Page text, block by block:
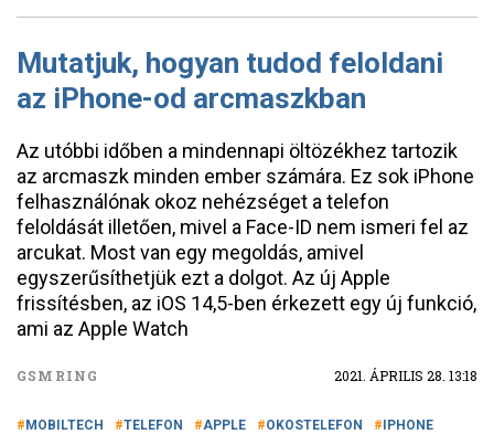
Mutatjuk, hogyan tudod feloldani
az iPhone-od arcmaszkban
Az utóbbi időben a mindennapi öltözékhez tartozik
az arcmaszk minden ember számára. Ez sok iPhone
felhasználónak okoz nehézséget a telefon
feloldását illetően, mivel a Face-ID nem ismeri fel az
arcukat. Most van egy megoldás, amivel
egyszerűsíthetjük ezt a dolgot. Az új Apple
frissítésben, az iOS 14,5-ben érkezett egy új funkció,
ami az Apple Watch
GSMRING 2021. ÁPRILIS 28. 13:18
MOBILTECH TELEFON APPLE OKOSTELEFON IPHONE